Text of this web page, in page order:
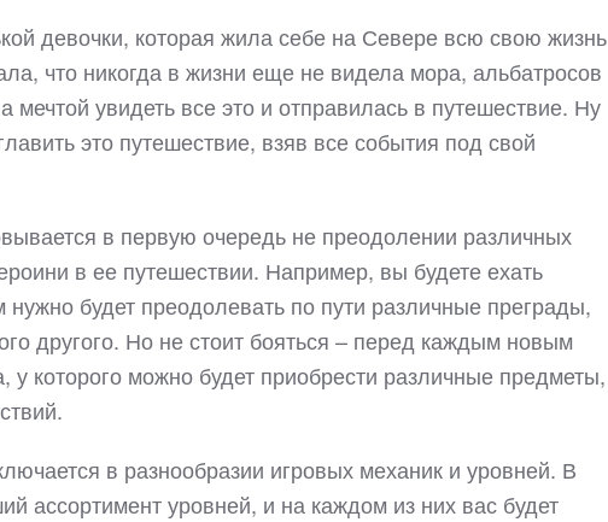
девочки, которая жила себе на Севере всю свою жизнь
что никогда в жизни еще не видела мора, альбатросов
мечтой увидеть все это и отправилась в путешествие. Ну
это путешествие, взяв все события под свой
в первую очередь не преодолении различных
в ее путешествии. Например, вы будете ехать
будет преодолевать по пути различные преграды,
другого. Но не стоит бояться – перед каждым новым
у которого можно будет приобрести различные предметы,
в разнообразии игровых механик и уровней. В
ассортимент уровней, и на каждом из них вас будет